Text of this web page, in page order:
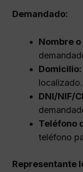
Demandado:
Nombre
Domicilio:
localizado.
DNI/NIF/
Teléfono
teléfono
Representante